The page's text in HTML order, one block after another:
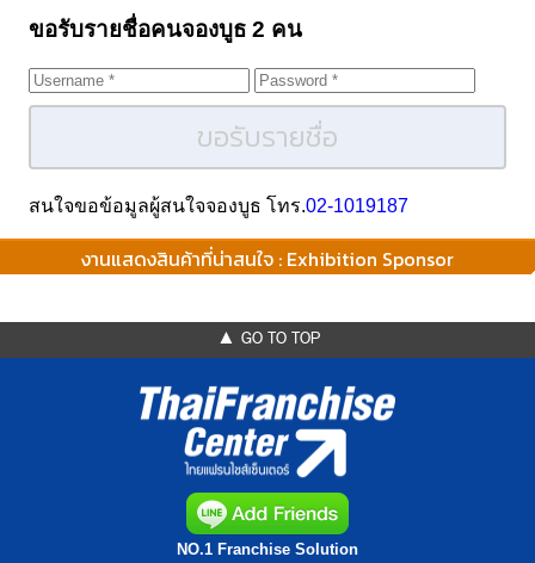
ขอรับรายชื่อคนจองบูธ 2 คน
ขอรับรายชื่อ
สนใจขอข้อมูลผู้สนใจจองบูธ โทร.02-1019187
งานแสดงสินค้าที่น่าสนใจ : Exhibition Sponsor
▲ GO TO TOP
NO.1 Franchise Solution